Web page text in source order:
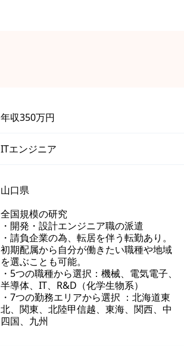
年収350万円
ITエンジニア
山口県
全国規模の研究
・開発・設計エンジニア職の派遣
・請負企業の為、転居を伴う転勤あり。
初期配属から自分が働きたい職種や地域
を選ぶことも可能。
・5つの職種から選択：機械、電気電子、
半導体、IT、R&D（化学生物系）
・7つの勤務エリアから選択 ：北海道東
北、関東、北陸甲信越、東海、関西、中
四国、九州